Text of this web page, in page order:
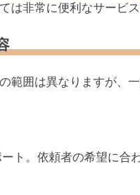
は非常に便利なサービス
範囲は異なりますが、
ト。依頼者の希望に合